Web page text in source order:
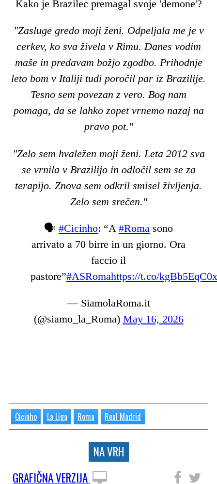
Kako je Brazilec premagal svoje 'demone'?
"Zasluge gredo moji ženi. Odpeljala me je v
cerkev, ko sva živela v Rimu. Danes vodim
maše in predavam božjo zgodbo. Prihodnje
leto bom v Italiji tudi poročil par iz Brazilije.
Tesno sem povezan z vero. Bog nam
pomaga, da se lahko zopet vrnemo nazaj na
pravo pot."
"Zelo sem hvaležen moji ženi. Leta 2012 sva
se vrnila v Brazilijo in odločil sem se za
terapijo. Znova sem odkril smisel življenja.
Zelo sem srečen."
🗣️ #Cicinho: “A #Roma sono
arrivato a 70 birre in un giorno. Ora
faccio il
pastore”#ASRomahttps://t.co/kgBb5EqC0x
— SiamolaRoma.it
(@siamo_la_Roma) May 16, 2026
Cicinho La Liga Roma Real Madrid
NA VRH
GRAFIČNA VERZIJA